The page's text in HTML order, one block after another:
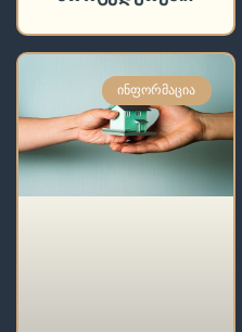
ᲘᲜᲤᲝᲠᲛᲐᲪᲘᲐ